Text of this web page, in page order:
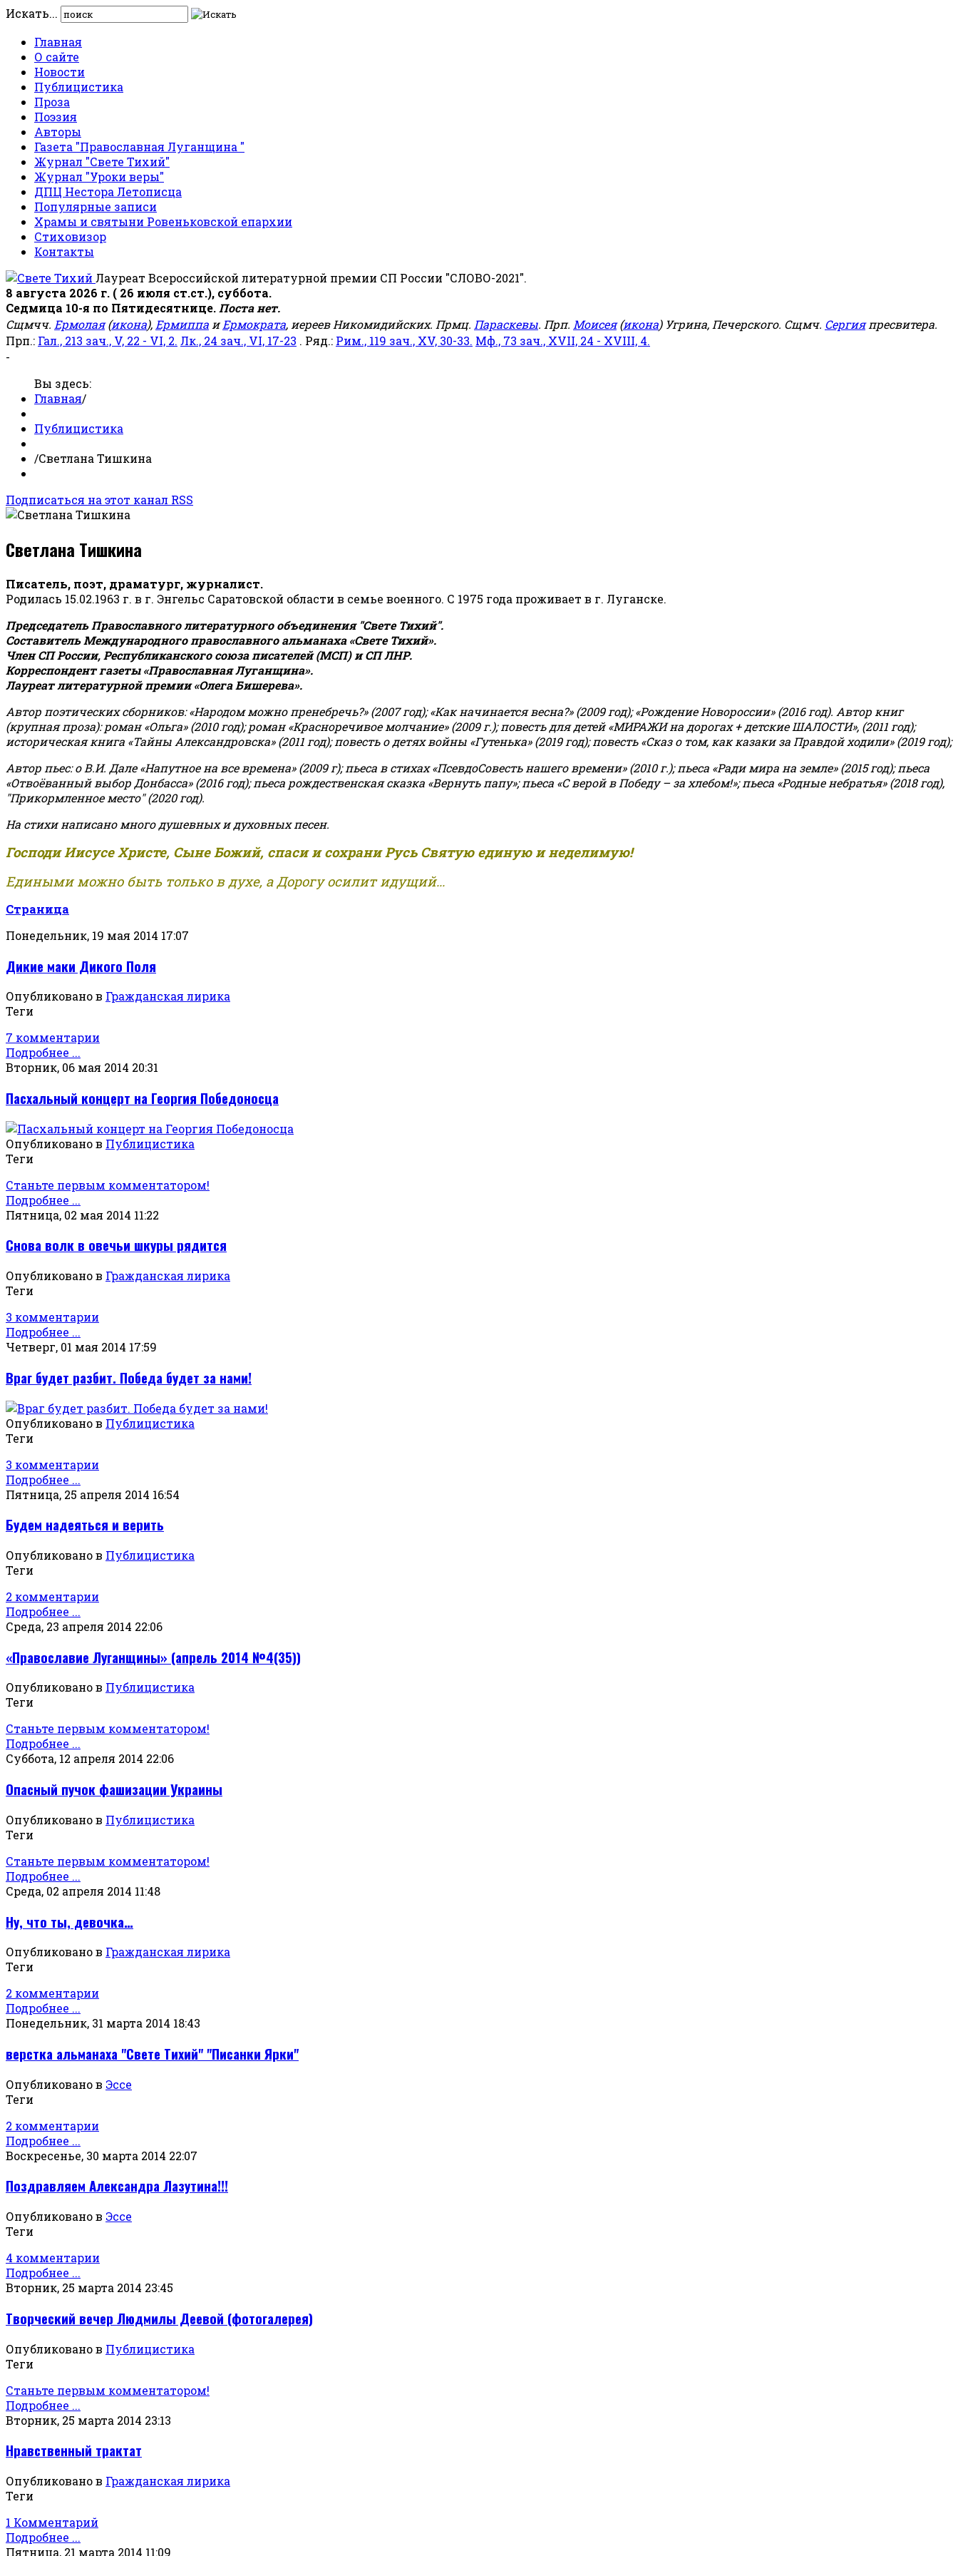
Искать...
Главная
О сайте
Новости
Публицистика
Проза
Поэзия
Авторы
Газета "Православная Луганщина "
Журнал "Свете Тихий"
Журнал "Уроки веры"
ДПЦ Нестора Летописца
Популярные записи
Храмы и святыни Ровеньковской епархии
Стиховизор
Контакты
Лауреат Всероссийской литературной премии СП России "СЛОВО-2021".
8 августа 2026 г. ( 26 июля ст.ст.), суббота.
Седмица 10-я по Пятидесятнице. Поста нет.
Сщмчч. Ермолая(икона), Ермиппа иЕрмократа, иереев Никомидийских. Прмц. Параскевы. Прп. Моисея(икона) Угрина, Печерского. Сщмч. Сергияпресвитера.
Прп.: Гал., 213 зач., V, 22 - VI, 2. Лк., 24 зач., VI, 17-23 . Ряд.: Рим., 119 зач., XV, 30-33. Мф., 73 зач., XVII, 24 - XVIII, 4.
-
Вы здесь:
Главная/
Публицистика
/Светлана Тишкина
Подписаться на этот канал RSS
Светлана Тишкина
Писатель, поэт, драматург, журналист.
Родилась 15.02.1963 г. в г. Энгельс Саратовской области в семье военного. С 1975 года проживает в г. Луганске.
Председатель Православного литературного объединения "Свете Тихий".
Составитель Международного православного альманаха «Свете Тихий».
Член СП России, Республиканского союза писателей (МСП) и СП ЛНР.
Корреспондент газеты «Православная Луганщина».
Лауреат литературной премии «Олега Бишерева».
Автор поэтических сборников: «Народом можно пренебречь?» (2007 год); «Как начинается весна?» (2009 год); «Рождение Новороссии» (2016 год). Автор книг
(крупная проза): роман «Ольга» (2010 год); роман «Красноречивое молчание» (2009 г.); повесть для детей «МИРАЖИ на дорогах + детские ШАЛОСТИ», (2011 год);
историческая книга «Тайны Александровска» (2011 год); повесть о детях войны «Гутенька» (2019 год); повесть «Сказ о том, как казаки за Правдой ходили» (2019 год);
Автор пьес: о В.И. Дале «Напутное на все времена» (2009 г); пьеса в стихах «ПсевдоСовесть нашего времени» (2010 г.); пьеса «Ради мира на земле» (2015 год); пьеса
«Отвоёванный выбор Донбасса» (2016 год); пьеса рождественская сказка «Вернуть папу»; пьеса «С верой в Победу – за хлебом!»;пьеса «Родные небратья» (2018 год),
"Прикормленное место" (2020 год).
На стихи написано много душевных и духовных песен.
Господи Иисусе Христе, Сыне Божий, спаси и сохрани Русь Святую единую и неделимую!
Едиными можно быть только в духе, а Дорогу осилит идущий...
Страница
Понедельник, 19 мая 2014 17:07
Дикие маки Дикого Поля
Опубликовано в Гражданская лирика
Теги
7 комментарии
Подробнее ...
Вторник, 06 мая 2014 20:31
Пасхальный концерт на Георгия Победоносца
Опубликовано в Публицистика
Теги
Станьте первым комментатором!
Подробнее ...
Пятница, 02 мая 2014 11:22
Снова волк в овечьи шкуры рядится
Опубликовано в Гражданская лирика
Теги
3 комментарии
Подробнее ...
Четверг, 01 мая 2014 17:59
Враг будет разбит. Победа будет за нами!
Опубликовано в Публицистика
Теги
3 комментарии
Подробнее ...
Пятница, 25 апреля 2014 16:54
Будем надеяться и верить
Опубликовано в Публицистика
Теги
2 комментарии
Подробнее ...
Среда, 23 апреля 2014 22:06
«Православие Луганщины» (апрель 2014 №4(35))
Опубликовано в Публицистика
Теги
Станьте первым комментатором!
Подробнее ...
Суббота, 12 апреля 2014 22:06
Опасный пучок фашизации Украины
Опубликовано в Публицистика
Теги
Станьте первым комментатором!
Подробнее ...
Среда, 02 апреля 2014 11:48
Ну, что ты, девочка…
Опубликовано в Гражданская лирика
Теги
2 комментарии
Подробнее ...
Понедельник, 31 марта 2014 18:43
верстка альманаха "Свете Тихий" "Писанки Ярки"
Опубликовано в Эссе
Теги
2 комментарии
Подробнее ...
Воскресенье, 30 марта 2014 22:07
Поздравляем Александра Лазутина!!!
Опубликовано в Эссе
Теги
4 комментарии
Подробнее ...
Вторник, 25 марта 2014 23:45
Творческий вечер Людмилы Деевой (фотогалерея)
Опубликовано в Публицистика
Теги
Станьте первым комментатором!
Подробнее ...
Вторник, 25 марта 2014 23:13
Нравственный трактат
Опубликовано в Гражданская лирика
Теги
1 Комментарий
Подробнее ...
Пятница, 21 марта 2014 11:09